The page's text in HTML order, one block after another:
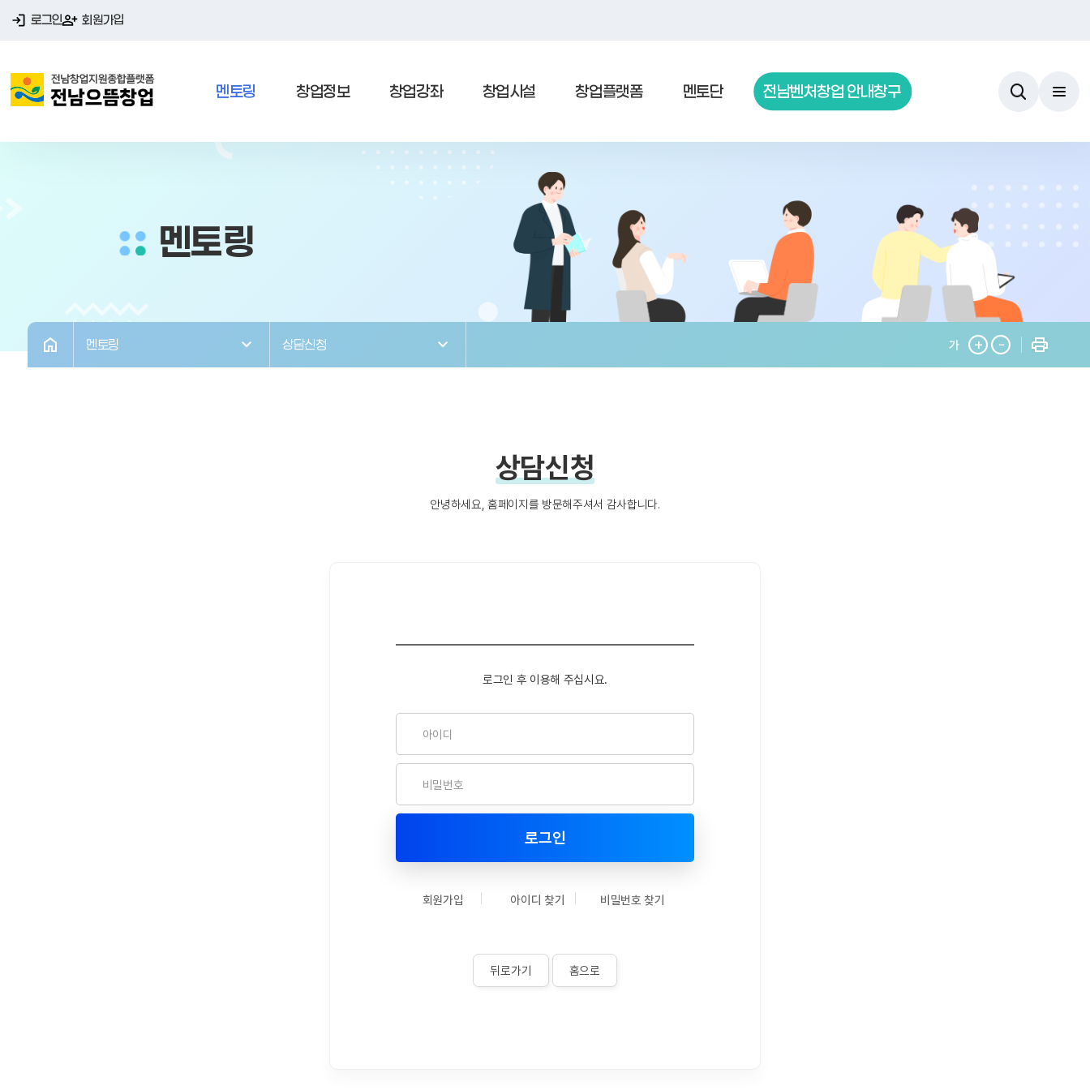
로그인 회원가입
멘토링 창업정보 창업강좌 창업시설 창업플랫폼 멘토단 전남벤처창업 안내창구
멘토링
멘토링 상담신청 가 + -
상담신청
안녕하세요, 홈페이지를 방문해주셔서 감사합니다.
로그인 후 이용해 주십시요.
로그인
회원가입 아이디 찾기 비밀번호 찾기
뒤로가기 홈으로